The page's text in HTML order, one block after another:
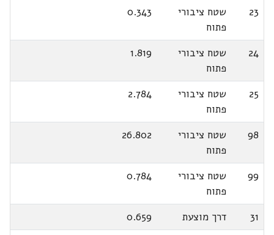
23
שטח ציבורי
פתוח
0.343
24
שטח ציבורי
פתוח
1.819
25
שטח ציבורי
פתוח
2.784
98
שטח ציבורי
פתוח
26.802
99
שטח ציבורי
פתוח
0.784
31 דרך מוצעת
0.659